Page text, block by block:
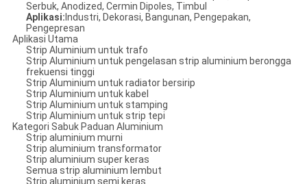
Serbuk, Anodized, Cermin Dipoles, Timbul
Aplikasi: Industri, Dekorasi, Bangunan, Pengepakan,
Pengepresan
Aplikasi Utama
Strip Aluminium untuk trafo
Strip Aluminium untuk pengelasan strip aluminium berongga
frekuensi tinggi
Strip Aluminium untuk radiator bersirip
Strip Aluminium untuk kabel
Strip Aluminium untuk stamping
Strip Aluminium untuk strip tepi
Kategori Sabuk Paduan Aluminium
Strip aluminium murni
Strip aluminium transformator
Strip aluminium super keras
Semua strip aluminium lembut
Strip aluminium semi keras